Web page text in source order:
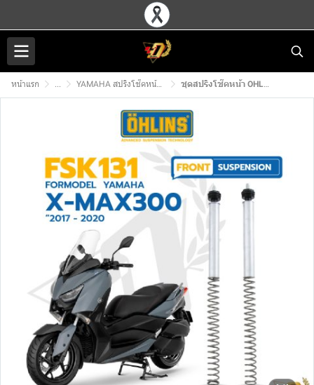
หน้าแรก ... YAMAHA สปริงโช๊คหน้า OHLINS ชุดสปริงโช๊คหน้า OHLINS FSK 131 สำหรับ YAMAHA X-MAX300